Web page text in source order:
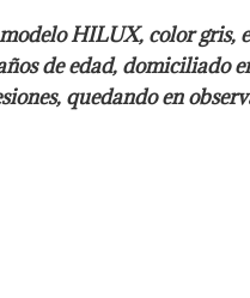
HILUX, color
de edad,
quedando en